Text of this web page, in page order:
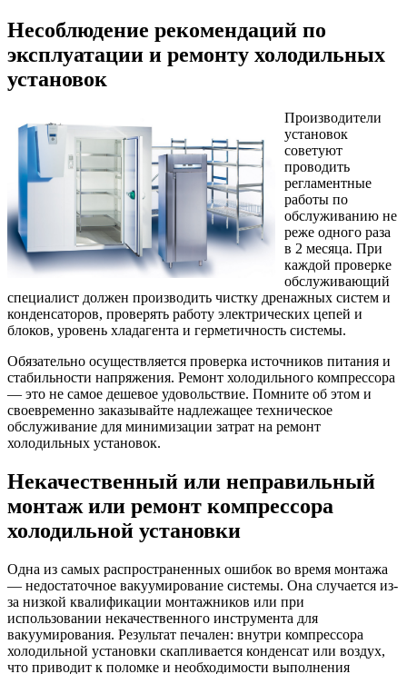
Несоблюдение рекомендаций по
эксплуатации и ремонту холодильных
установок
Производители
установок
советуют
проводить
регламентные
работы по
обслуживанию не
реже одного раза
в 2 месяца. При
каждой проверке
обслуживающий
специалист должен производить чистку дренажных систем и
конденсаторов, проверять работу электрических цепей и
блоков, уровень хладагента и герметичность системы.
Обязательно осуществляется проверка источников питания и
стабильности напряжения. Ремонт холодильного компрессора
— это не самое дешевое удовольствие. Помните об этом и
своевременно заказывайте надлежащее техническое
обслуживание для минимизации затрат на ремонт
холодильных установок.
Некачественный или неправильный
монтаж или ремонт компрессора
холодильной установки
Одна из самых распространенных ошибок во время монтажа
— недостаточное вакуумирование системы. Она случается из-
за низкой квалификации монтажников или при
использовании некачественного инструмента для
вакуумирования. Результат печален: внутри компрессора
холодильной установки скапливается конденсат или воздух,
что приводит к поломке и необходимости выполнения